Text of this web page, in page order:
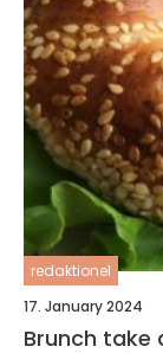
redaktionel
17. January 2024
Brunch take